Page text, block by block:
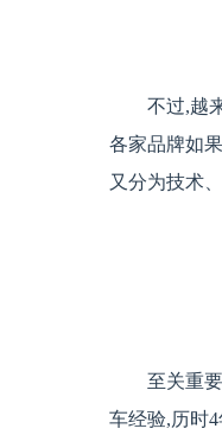
不过,越
各家品牌如
又分为技术
至关重
车经验,历时